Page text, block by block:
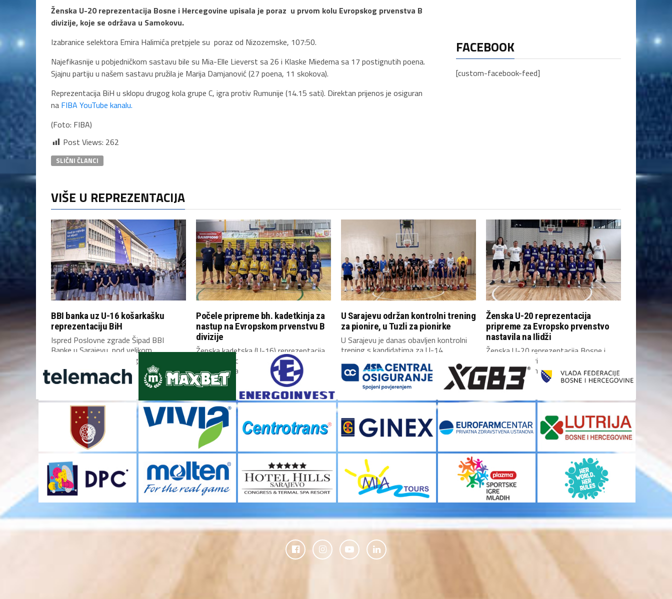
Ženska U-20 reprezentacija Bosne i Hercegovine upisala je poraz u prvom kolu Evropskog prvenstva B
divizije, koje se održava u Samokovu.
Izabranice selektora Emira Halimića pretpjele su poraz od Nizozemske, 107:50.
Najefikasnije u pobjedničkom sastavu bile su Mia-Elle Lieverst sa 26 i Klaske Miedema sa 17 postignutih poena.
Sjajnu partiju u našem sastavu pružila je Marija Damjanović (27 poena, 11 skokova).
Reprezentacija BiH u sklopu drugog kola grupe C, igra protiv Rumunije (14.15 sati). Direktan prijenos je osiguran
na FIBA YouTube kanalu.
(Foto: FIBA)
Post Views: 262
SLIČNI ČLANCI
FACEBOOK
[custom-facebook-feed]
VIŠE U REPREZENTACIJA
BBI banka uz U-16 košarkašku
reprezentaciju BiH
Ispred Poslovne zgrade Šipad BBI
Banke u Sarajevu, pod velikom
zastavom Bosne i Hercegovine,...
Počele pripreme bh. kadetkinja za
nastup na Evropskom prvenstvu B
divizije
Ženska kadetska (U-16) reprezentacija
Bosne i Hercegovine okupila se danas u
Mostaru i započela...
U Sarajevu održan kontrolni trening
za pionire, u Tuzli za pionirke
U Sarajevu je danas obavljen kontrolni
trening s kandidatima za U-14
Ženska U-20 reprezentacija
pripreme za Evropsko prvenstvo
nastavila na Ilidži
Ženska U-20 reprezentacija Bosne i
Hercegovine pripreme za predstojeće
Evropsko prvenstvo B divizije
nastavila...